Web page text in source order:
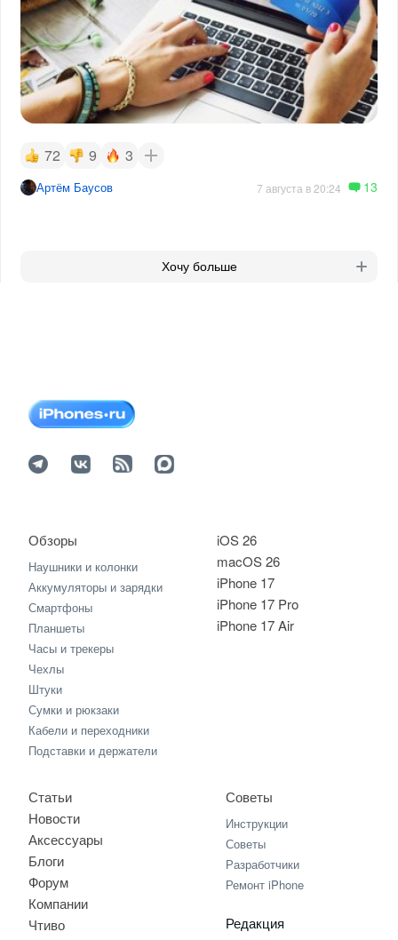
72 9 3
Артём Баусов 7 августа в 20:24 13
Хочу больше
iOS 26
macOS 26
iPhone 17
iPhone 17 Pro
iPhone 17 Air
Обзоры
Наушники и колонки
Аккумуляторы и зарядки
Смартфоны
Планшеты
Часы и трекеры
Чехлы
Штуки
Сумки и рюкзаки
Кабели и переходники
Подставки и держатели
Статьи
Новости
Аксессуары
Блоги
Форум
Компании
Чтиво
Советы
Инструкции
Советы
Разработчики
Ремонт iPhone
Редакция